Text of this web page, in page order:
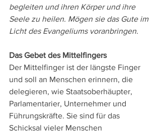
begleiten und ihren Körper und ihre
Seele zu heilen. Mögen sie das Gute im
Licht des Evangeliums voranbringen.
Das Gebet des Mittelfingers
Der Mittelfinger ist der längste Finger
und soll an Menschen erinnern, die
delegieren, wie Staatsoberhäupter,
Parlamentarier, Unternehmer und
Führungskräfte. Sie sind für das
Schicksal vieler Menschen